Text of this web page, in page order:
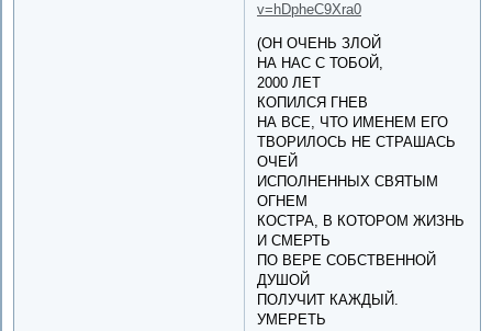
v=hDpheC9Xra0
(ОН ОЧЕНЬ ЗЛОЙ
НА НАС С ТОБОЙ,
2000 ЛЕТ
КОПИЛСЯ ГНЕВ
НА ВСЕ, ЧТО ИМЕНЕМ ЕГО
ТВОРИЛОСЬ НЕ СТРАШАСЬ
ОЧЕЙ
ИСПОЛНЕННЫХ СВЯТЫМ
ОГНЕМ
КОСТРА, В КОТОРОМ ЖИЗНЬ
И СМЕРТЬ
ПО ВЕРЕ СОБСТВЕННОЙ
ДУШОЙ
ПОЛУЧИТ КАЖДЫЙ.
УМЕРЕТЬ